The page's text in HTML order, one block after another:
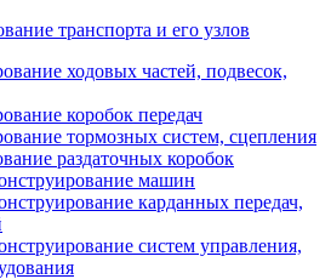
транспорта и его узлов
ходовых частей, подвесок,
коробок передач
тормозных систем, сцепления
раздаточных коробок
машин
карданных передач,
систем управления,